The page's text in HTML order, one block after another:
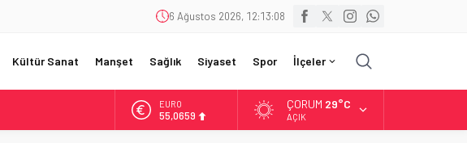
6 Ağustos 2026, 12:13:09
Kültür Sanat Manşet Sağlık Siyaset Spor İlçeler
ALTIN
6.521,17
ÇORUM 29°C
AÇIK